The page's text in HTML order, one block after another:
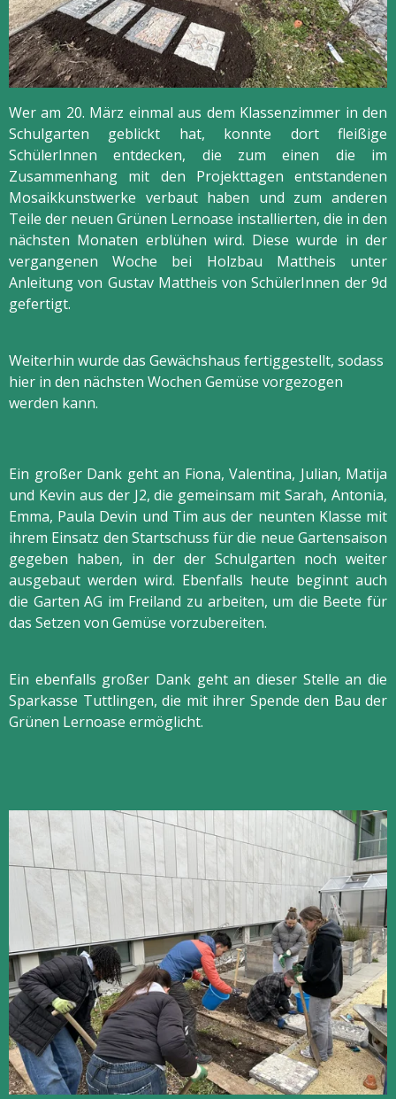
Wer am 20. März einmal aus dem Klassenzimmer in den
Schulgarten geblickt hat, konnte dort fleißige
SchülerInnen entdecken, die zum einen die im
Zusammenhang mit den Projekttagen entstandenen
Mosaikkunstwerke verbaut haben und zum anderen
Teile der neuen Grünen Lernoase installierten, die in den
nächsten Monaten erblühen wird. Diese wurde in der
vergangenen Woche bei Holzbau Mattheis unter
Anleitung von Gustav Mattheis von SchülerInnen der 9d
gefertigt.
Weiterhin wurde das Gewächshaus fertiggestellt, sodass
hier in den nächsten Wochen Gemüse vorgezogen
werden kann.
Ein großer Dank geht an Fiona, Valentina, Julian, Matija
und Kevin aus der J2, die gemeinsam mit Sarah, Antonia,
Emma, Paula Devin und Tim aus der neunten Klasse mit
ihrem Einsatz den Startschuss für die neue Gartensaison
gegeben haben, in der der Schulgarten noch weiter
ausgebaut werden wird. Ebenfalls heute beginnt auch
die Garten AG im Freiland zu arbeiten, um die Beete für
das Setzen von Gemüse vorzubereiten.
Ein ebenfalls großer Dank geht an dieser Stelle an die
Sparkasse Tuttlingen, die mit ihrer Spende den Bau der
Grünen Lernoase ermöglicht.